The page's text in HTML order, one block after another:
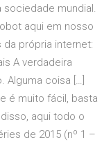
sociedade mundial.
aqui em nosso
própria internet:
A verdadeira
coisa […]
é muito fácil, basta
aqui todo o
de 2015 (nº 1 –